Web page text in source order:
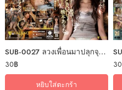
SUB-0027 ลวงเพื่อนมาปลุกจุกรับซัมเมอร์
30฿
หยิบใส่ตะกร้า
30